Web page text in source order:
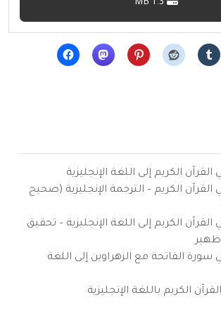
الكريم إلى اللغة الإنجليزية
القرآن الكريم – الترجمة الإنجليزية (صحيح
الكريم إلى اللغة الإنجليزية – تحقيق
سورة الفاتحة مع الزهراوين إلى اللغة
الكريم باللغة الإنجليزية